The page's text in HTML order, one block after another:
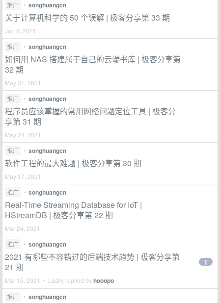
推广 • songhuangcn
关于计算机科学的 50 个误解 | 极客分享第 33 期
Jun 8, 2021
推广
• songhuangcn
如何用 NAS 搭建属于自己的云端书库 | 极客分享第
32 期
May 31, 2021
推广
• songhuangcn
程序员应该掌握的常用网络问题定位工具 | 极客分
享第 31 期
May 24, 2021
推广
• songhuangcn
软件工程的最大难题 | 极客分享第 30 期
May 17, 2021
推广
• songhuangcn
Real-Time Streaming Database for IoT |
HStreamDB | 极客分享第 22 期
Mar 24, 2021
推广
• songhuangcn
2021 有哪些不容错过的后端技术趋势 | 极客分享第
21 期
Mar 15, 2021 • Lastly replied byhooopo
1
推广 • songhuangcn